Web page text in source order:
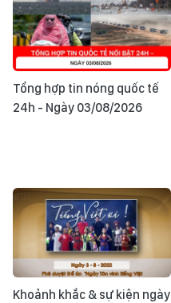
Tổng hợp tin nóng quốc tế
24h - Ngày 03/08/2026
Khoảnh khắc & sự kiện ngày